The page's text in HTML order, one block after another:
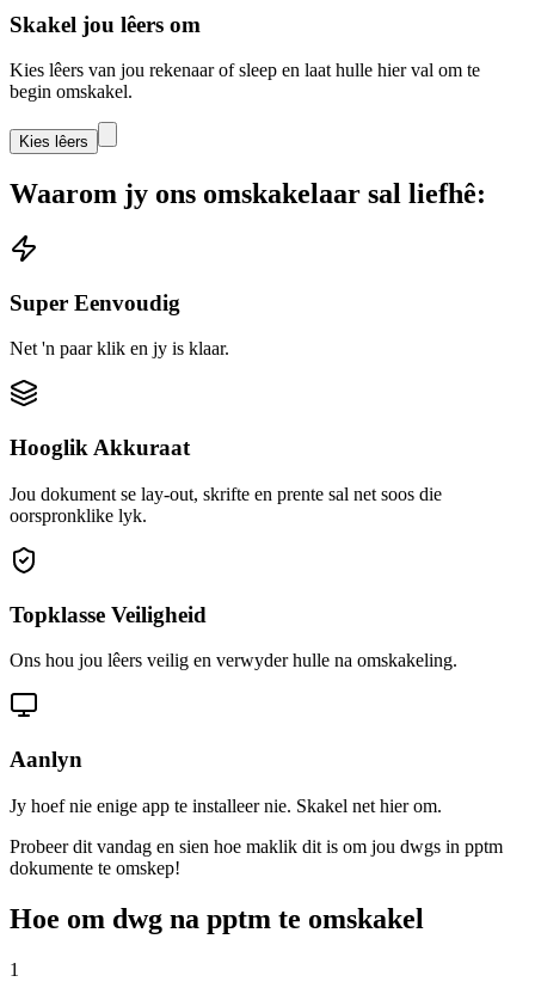
Skakel jou lêers om
Kies lêers van jou rekenaar of sleep en laat hulle hier val om te
begin omskakel.
Kies lêers
Waarom jy ons omskakelaar sal liefhê:
Super Eenvoudig
Net 'n paar klik en jy is klaar.
Hooglik Akkuraat
Jou dokument se lay-out, skrifte en prente sal net soos die
oorspronklike lyk.
Topklasse Veiligheid
Ons hou jou lêers veilig en verwyder hulle na omskakeling.
Aanlyn
Jy hoef nie enige app te installeer nie. Skakel net hier om.
Probeer dit vandag en sien hoe maklik dit is om jou dwgs in pptm
dokumente te omskep!
Hoe om dwg na pptm te omskakel
1